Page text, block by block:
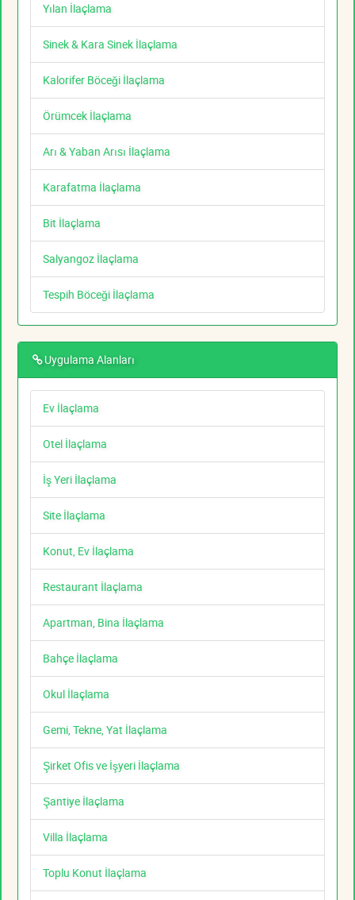
Yılan İlaçlama
Sinek & Kara Sinek İlaçlama
Kalorifer Böceği İlaçlama
Örümcek İlaçlama
Arı & Yaban Arısı İlaçlama
Karafatma İlaçlama
Bit İlaçlama
Salyangoz İlaçlama
Tespih Böceği İlaçlama
Uygulama Alanları
Ev İlaçlama
Otel İlaçlama
İş Yeri İlaçlama
Site İlaçlama
Konut, Ev İlaçlama
Restaurant İlaçlama
Apartman, Bina İlaçlama
Bahçe İlaçlama
Okul İlaçlama
Gemi, Tekne, Yat İlaçlama
Şirket Ofis ve İşyeri İlaçlama
Şantiye İlaçlama
Villa İlaçlama
Toplu Konut İlaçlama